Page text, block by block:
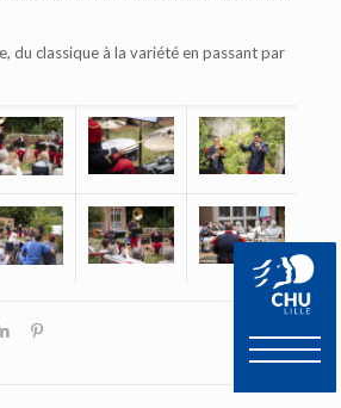
du classique à la variété en passant par